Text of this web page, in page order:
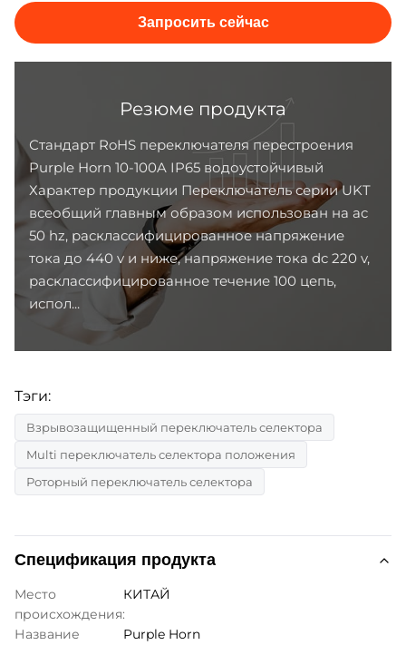
Запросить сейчас
Резюме продукта
Стандарт RoHS переключателя перестроения
Purple Horn 10-100A IP65 водоустойчивый
Характер продукции Переключатель серии UKT
всеобщий главным образом использован на ac
50 hz, расклассифицированное напряжение
тока до 440 v и ниже, напряжение тока dc 220 v,
расклассифицированное течение 100 цепь,
испол...
Тэги:
Взрывозащищенный переключатель селектора
Multi переключатель селектора положения
Роторный переключатель селектора
Спецификация продукта
Место
происхождения:
КИТАЙ
Название
Purple Horn